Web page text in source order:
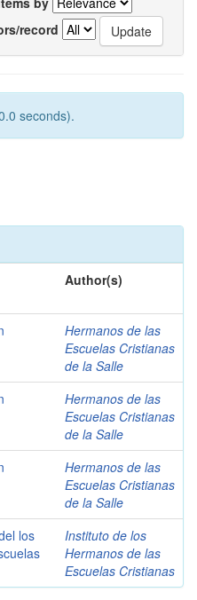
record
seconds).
Author(s)
Hermanos de las
Escuelas Cristianas
de la Salle
Hermanos de las
Escuelas Cristianas
de la Salle
Hermanos de las
Escuelas Cristianas
de la Salle
los
Instituto de los
Hermanos de las
Escuelas Cristianas